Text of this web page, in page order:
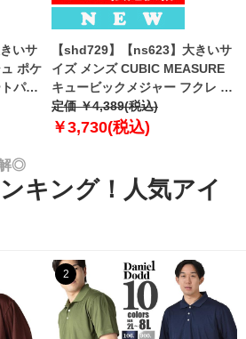
いサ
ポケ
パン
【shd729】【ns623】大きいサ
イズ メンズ CUBIC MEASURE
キュービックメジャー フクレ エ
ンボス 迷彩柄 ショーツ ショート
パンツ ハーフパンツ 春夏新作
定価 ￥4,389(税込)
￥3,730(税込)
解◎
キング！人気アイ
2